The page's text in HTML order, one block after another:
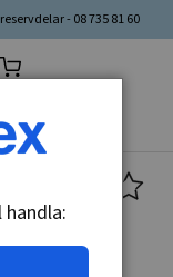
- 08 735 81 60